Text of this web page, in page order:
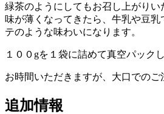
緑茶のようにしてもお召し上がりい
味が薄くなってきたら、牛乳や豆乳
テのような味わいになります。
１００gを１袋に詰めて真空パック
お時間いただきますが、大口でのご
追加情報